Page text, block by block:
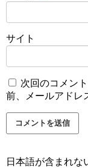
サイト
次回のコメン
前、メールアドレ
日本語が含まれな